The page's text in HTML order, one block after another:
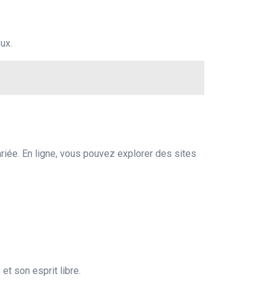
En ligne, vous pouvez explorer des sites
son esprit libre.